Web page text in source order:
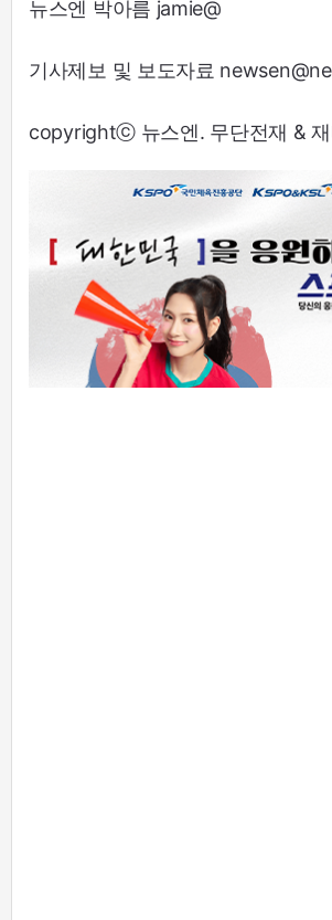
뉴스엔 박아름 jamie@
기사제보 및 보도자료
copyrightⓒ 뉴스엔. 무단전재 & 재